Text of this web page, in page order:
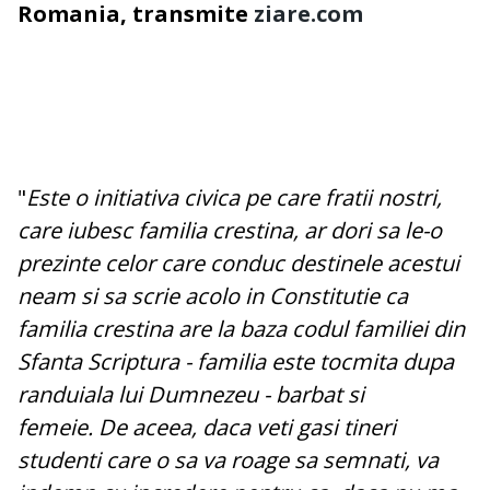
Romania, transmite ziare.com
"Este o initiativa civica pe care fratii nostri,
care iubesc familia crestina, ar dori sa le-o
prezinte celor care conduc destinele acestui
neam si sa scrie acolo in Constitutie ca
familia crestina are la baza codul familiei din
Sfanta Scriptura - familia este tocmita dupa
randuiala lui Dumnezeu - barbat si
femeie. De aceea, daca veti gasi tineri
studenti care o sa va roage sa semnati, va